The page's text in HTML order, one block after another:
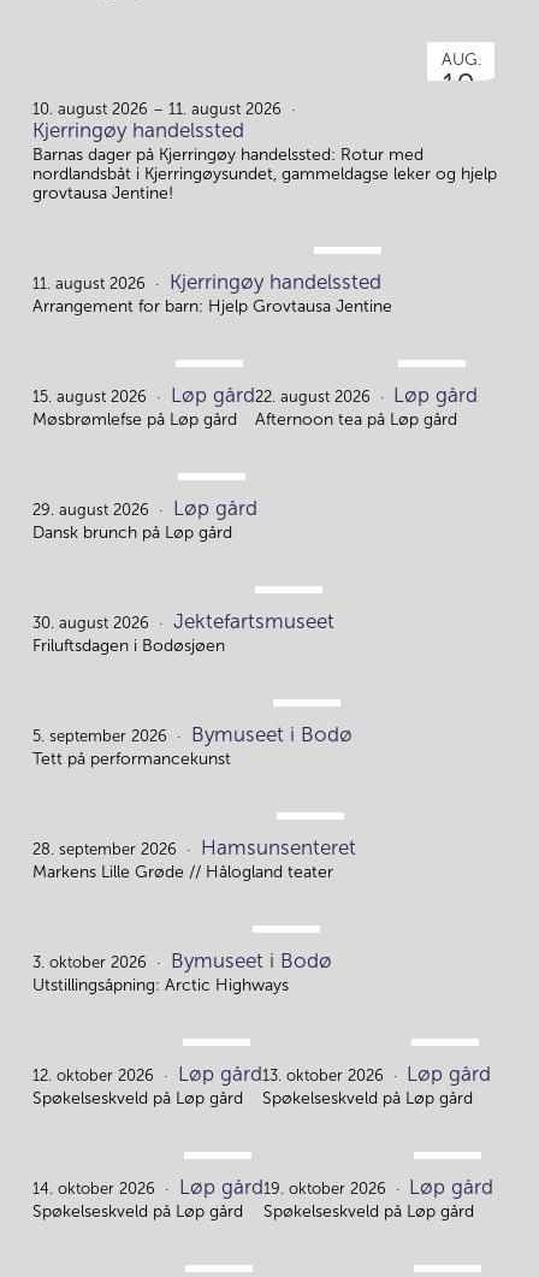
AUG.
10.
10. august 2026 – 11. august 2026
Kjerringøy handelssted
Barnas dager på Kjerringøy handelssted: Rotur med
nordlandsbåt i Kjerringøysundet, gammeldagse leker og hjelp
grovtausa Jentine!
11.
11. august 2026 Kjerringøy handelssted
Arrangement for barn: Hjelp Grovtausa Jentine
15.
15. august 2026 Løp gård
Møsbrømlefse på Løp gård
22.
22. august 2026 Løp gård
Afternoon tea på Løp gård
29.
29. august 2026 Løp gård
Dansk brunch på Løp gård
30.
30. august 2026 Jektefartsmuseet
Friluftsdagen i Bodøsjøen
5.
5. september 2026 Bymuseet i Bodø
Tett på performancekunst
28.
28. september 2026 Hamsunsenteret
Markens Lille Grøde // Hålogland teater
3.
3. oktober 2026 Bymuseet i Bodø
Utstillingsåpning: Arctic Highways
12.
12. oktober 2026 Løp gård
Spøkelseskveld på Løp gård
13.
13. oktober 2026 Løp gård
Spøkelseskveld på Løp gård
14.
14. oktober 2026 Løp gård
Spøkelseskveld på Løp gård
19.
19. oktober 2026 Løp gård
Spøkelseskveld på Løp gård